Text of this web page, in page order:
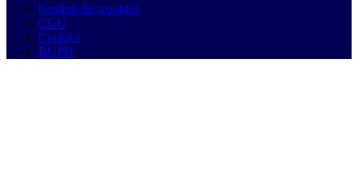
Gestion des cookies
CGU
Cookies
RGPD